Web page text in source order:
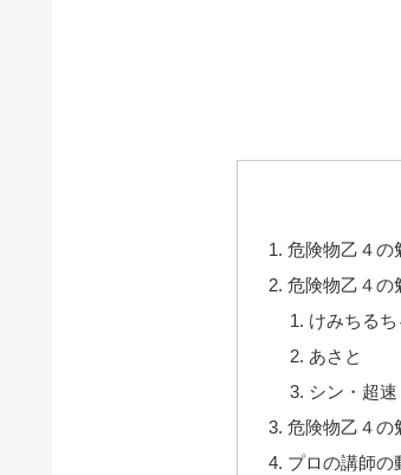
危険物乙４の
危険物乙４の
けみちる
あさと
シン・超
危険物乙４の
プロの講師の